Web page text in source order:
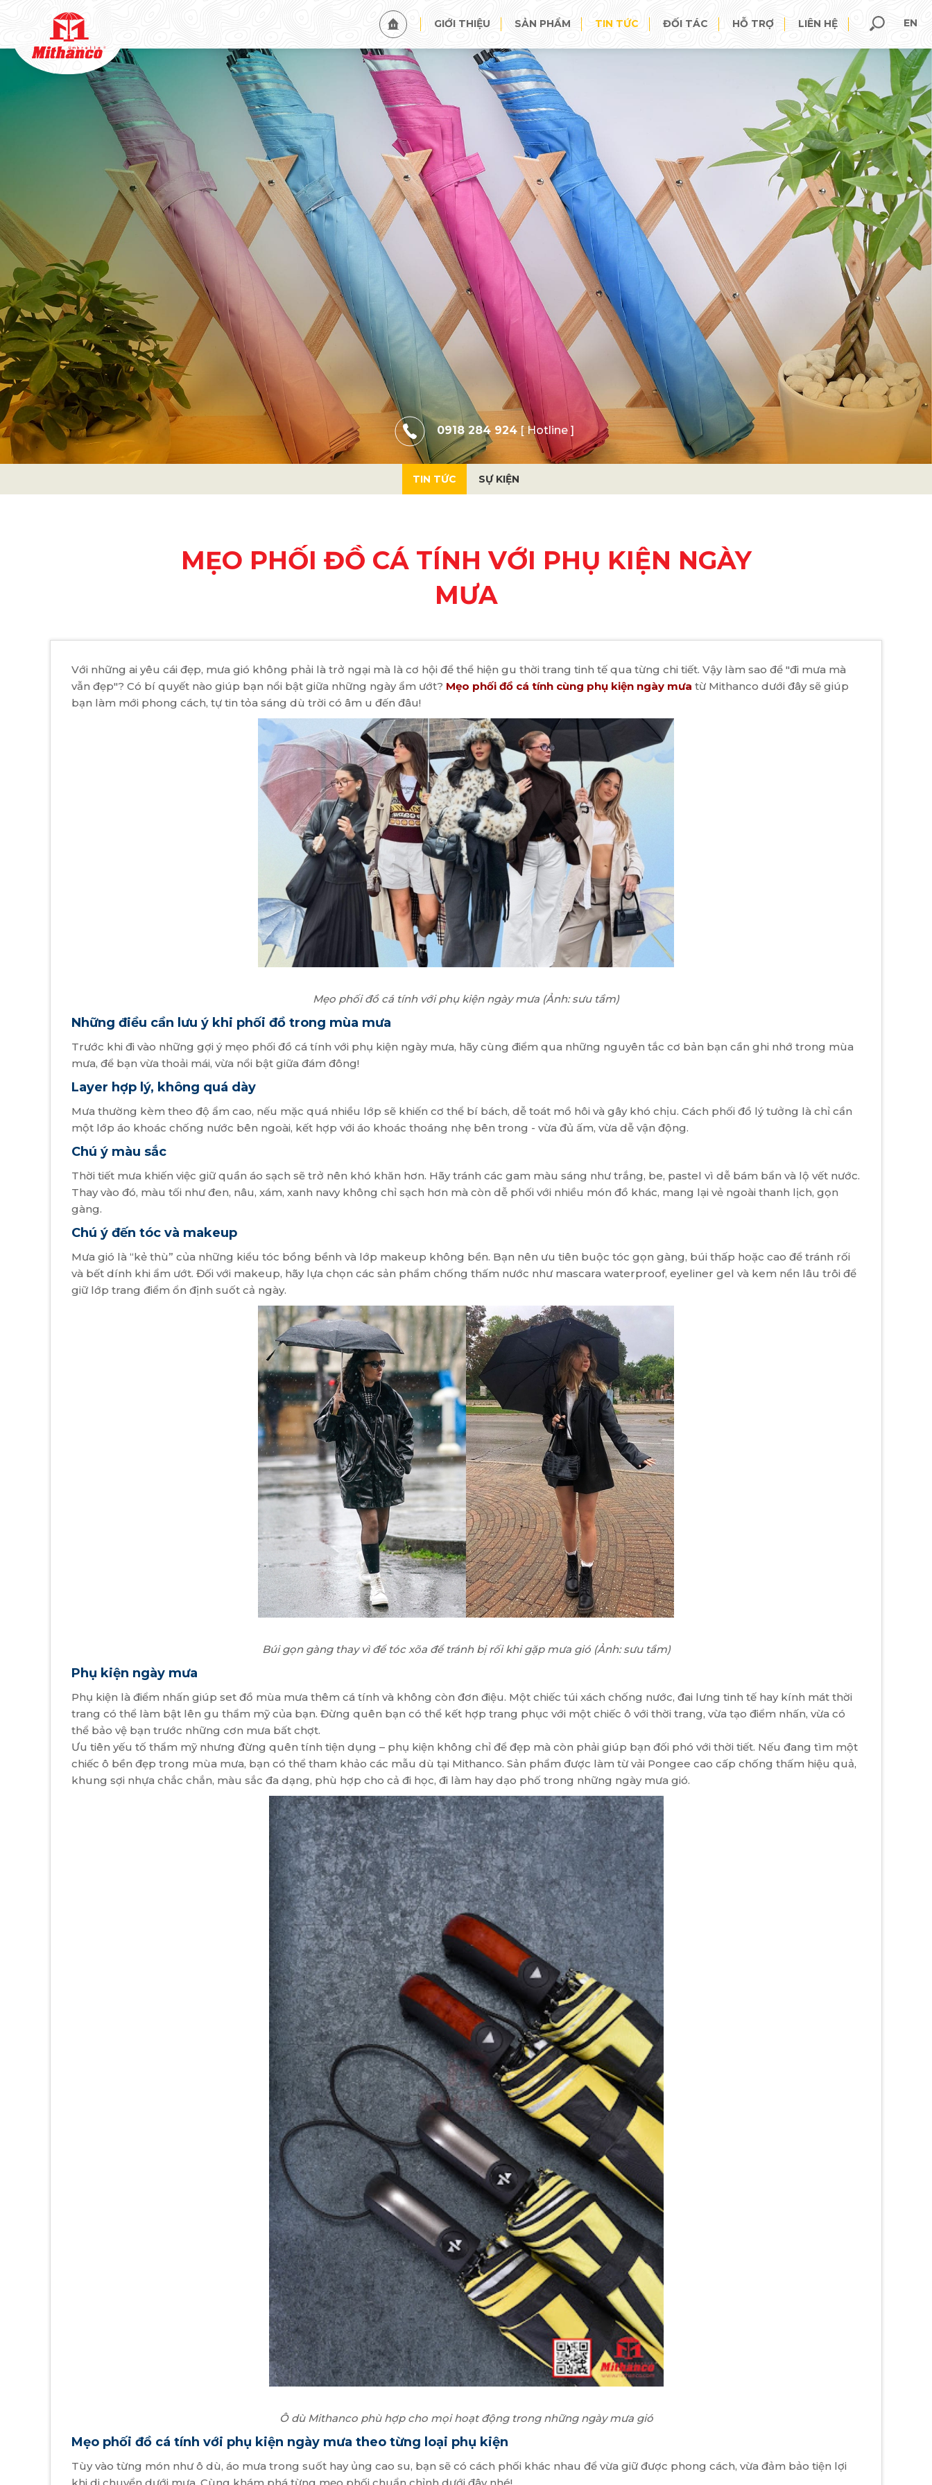
EN
GIỚI THIỆU SẢN PHẨM TIN TỨC ĐỐI TÁC HỖ TRỢ LIÊN HỆ
TIN TỨC SỰ KIỆN
0918 284 924 [ Hotline ]
TIN TỨC SỰ KIỆN
MẸO PHỐI ĐỒ CÁ TÍNH VỚI PHỤ KIỆN NGÀY
MƯA
Với những ai yêu cái đẹp, mưa gió không phải là trở ngại mà là cơ hội để thể hiện gu thời trang tinh tế qua từng chi tiết. Vậy làm sao để "đi mưa mà
vẫn đẹp"? Có bí quyết nào giúp bạn nổi bật giữa những ngày ẩm ướt? Mẹo phối đồ cá tính cùng phụ kiện ngày mưa từ Mithanco dưới đây sẽ giúp
bạn làm mới phong cách, tự tin tỏa sáng dù trời có âm u đến đâu!
Mẹo phối đồ cá tính với phụ kiện ngày mưa (Ảnh: sưu tầm)
Những điều cần lưu ý khi phối đồ trong mùa mưa
Trước khi đi vào những gợi ý mẹo phối đồ cá tính với phụ kiện ngày mưa, hãy cùng điểm qua những nguyên tắc cơ bản bạn cần ghi nhớ trong mùa
mưa, để bạn vừa thoải mái, vừa nổi bật giữa đám đông!
Layer hợp lý, không quá dày
Mưa thường kèm theo độ ẩm cao, nếu mặc quá nhiều lớp sẽ khiến cơ thể bí bách, dễ toát mồ hôi và gây khó chịu. Cách phối đồ lý tưởng là chỉ cần
một lớp áo khoác chống nước bên ngoài, kết hợp với áo khoác thoáng nhẹ bên trong - vừa đủ ấm, vừa dễ vận động.
Chú ý màu sắc
Thời tiết mưa khiến việc giữ quần áo sạch sẽ trở nên khó khăn hơn. Hãy tránh các gam màu sáng như trắng, be, pastel vì dễ bám bẩn và lộ vết nước.
Thay vào đó, màu tối như đen, nâu, xám, xanh navy không chỉ sạch hơn mà còn dễ phối với nhiều món đồ khác, mang lại vẻ ngoài thanh lịch, gọn
gàng.
Chú ý đến tóc và makeup
Mưa gió là “kẻ thù” của những kiểu tóc bồng bềnh và lớp makeup không bền. Bạn nên ưu tiên buộc tóc gọn gàng, búi thấp hoặc cao để tránh rối
và bết dính khi ẩm ướt. Đối với makeup, hãy lựa chọn các sản phẩm chống thấm nước như mascara waterproof, eyeliner gel và kem nền lâu trôi để
giữ lớp trang điểm ổn định suốt cả ngày.
Búi gọn gàng thay vì để tóc xõa để tránh bị rối khi gặp mưa gió (Ảnh: sưu tầm)
Phụ kiện ngày mưa
Phụ kiện là điểm nhấn giúp set đồ mùa mưa thêm cá tính và không còn đơn điệu. Một chiếc túi xách chống nước, đai lưng tinh tế hay kính mát thời
trang có thể làm bật lên gu thẩm mỹ của bạn. Đừng quên bạn có thể kết hợp trang phục với một chiếc ô với thời trang, vừa tạo điểm nhấn, vừa có
thể bảo vệ bạn trước những cơn mưa bất chợt.
Ưu tiên yếu tố thẩm mỹ nhưng đừng quên tính tiện dụng – phụ kiện không chỉ để đẹp mà còn phải giúp bạn đối phó với thời tiết. Nếu đang tìm một
chiếc ô bền đẹp trong mùa mưa, bạn có thể tham khảo các mẫu dù tại Mithanco. Sản phẩm được làm từ vải Pongee cao cấp chống thấm hiệu quả,
khung sợi nhựa chắc chắn, màu sắc đa dạng, phù hợp cho cả đi học, đi làm hay dạo phố trong những ngày mưa gió.
Ô dù Mithanco phù hợp cho mọi hoạt động trong những ngày mưa gió
Mẹo phối đồ cá tính với phụ kiện ngày mưa theo từng loại phụ kiện
Tùy vào từng món như ô dù, áo mưa trong suốt hay ủng cao su, bạn sẽ có cách phối khác nhau để vừa giữ được phong cách, vừa đảm bảo tiện lợi